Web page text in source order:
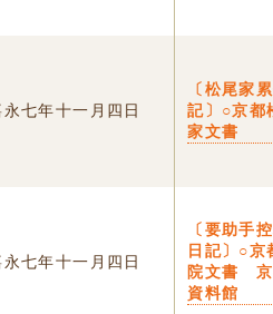
永七年十一月四日
〔松尾家
記〕○京都
家文書
永七年十一月四日
〔要助手
日記〕○京
院文書 京
資料館